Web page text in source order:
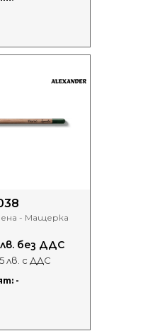
- Мащерка
лв. без ДДС
лв. с ДДС
-